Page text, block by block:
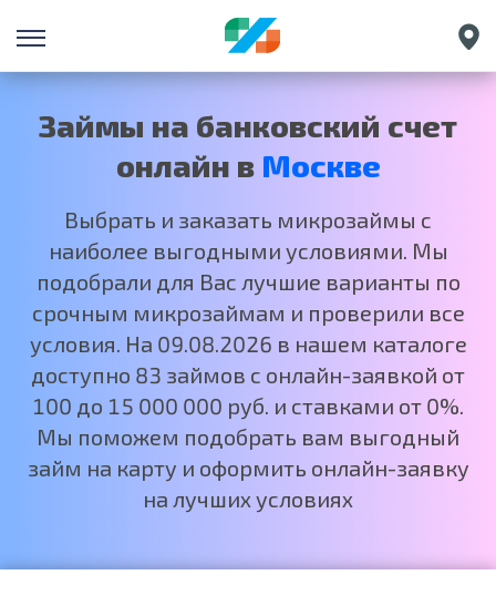
Санкт-Петербург
Екатеринбург
Нижний Новгород
Займы на банковский счет
онлайн в Москве
Выбрать и заказать микрозаймы с
наиболее выгодными условиями. Мы
подобрали для Вас лучшие варианты по
срочным микрозаймам и проверили все
условия. На 09.08.2026 в нашем каталоге
доступно 83 займов с онлайн-заявкой от
100 до 15 000 000 руб. и ставками от 0%.
Мы поможем подобрать вам выгодный
займ на карту и оформить онлайн-заявку
на лучших условиях